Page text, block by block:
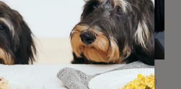
が提供する「食事量計算機 」（無料）